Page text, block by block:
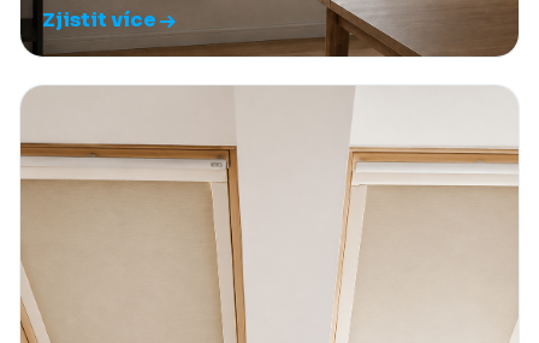
Zjistit více